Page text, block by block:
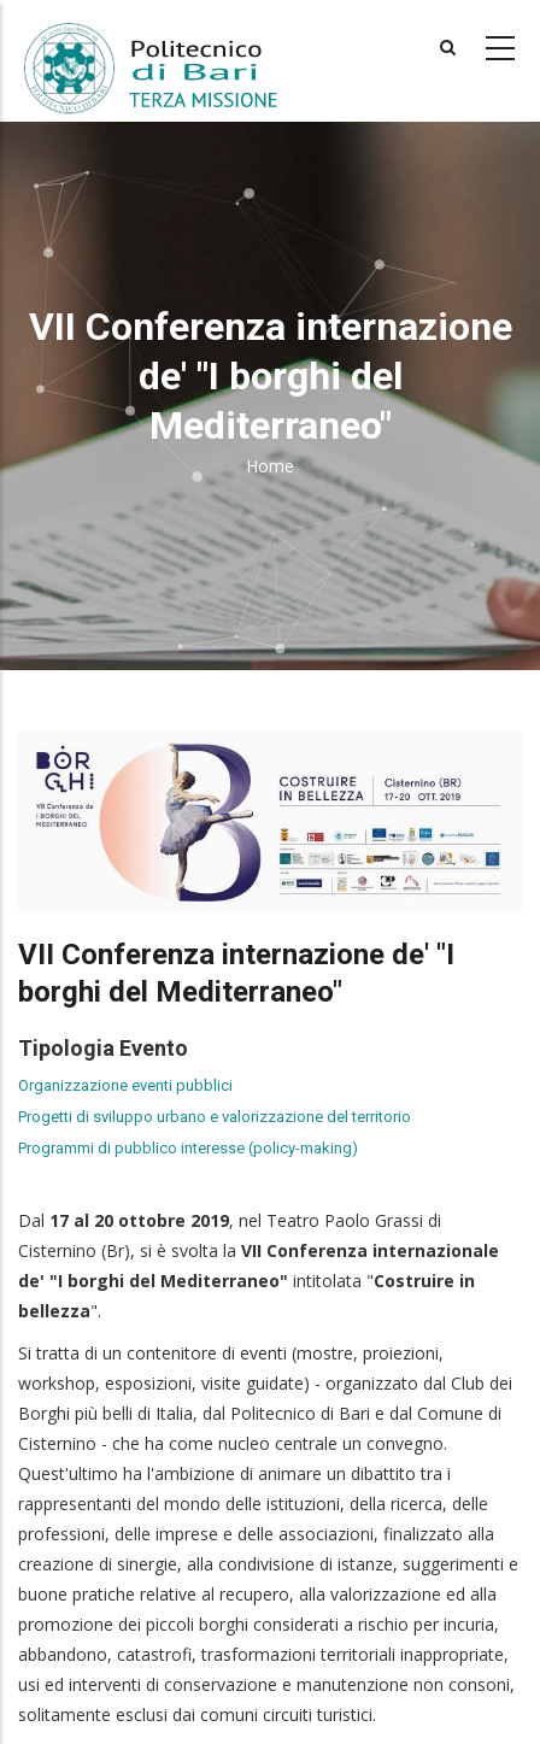
main
content
VII Conferenza internazione
de' "I borghi del
Mediterraneo"
Breadcrumb
Home
VII Conferenza internazione de' "I
borghi del Mediterraneo"
Tipologia Evento
Organizzazione eventi pubblici
Progetti di sviluppo urbano e valorizzazione del territorio
Programmi di pubblico interesse (policy-making)
Dal 17 al 20 ottobre 2019, nel Teatro Paolo Grassi di
Cisternino (Br), si è svolta la VII Conferenza internazionale
de' "I borghi del Mediterraneo" intitolata "Costruire in
bellezza".
Si tratta di un contenitore di eventi (mostre, proiezioni,
workshop, esposizioni, visite guidate) - organizzato dal Club dei
Borghi più belli di Italia, dal Politecnico di Bari e dal Comune di
Cisternino - che ha come nucleo centrale un convegno.
Quest'ultimo ha l'ambizione di animare un dibattito tra i
rappresentanti del mondo delle istituzioni, della ricerca, delle
professioni, delle imprese e delle associazioni, finalizzato alla
creazione di sinergie, alla condivisione di istanze, suggerimenti e
buone pratiche relative al recupero, alla valorizzazione ed alla
promozione dei piccoli borghi considerati a rischio per incuria,
abbandono, catastrofi, trasformazioni territoriali inappropriate,
usi ed interventi di conservazione e manutenzione non consoni,
solitamente esclusi dai comuni circuiti turistici.